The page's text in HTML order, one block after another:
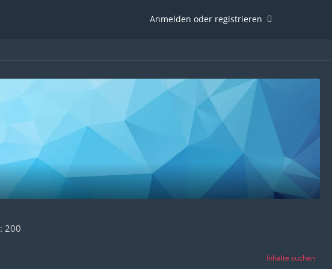
Anmelden oder registrieren
200
Inhalte suchen